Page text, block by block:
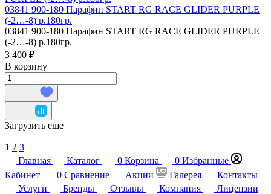
03841 900-180 Парафин START RG RACE GLIDER PURPLE
(-2…-8) р.180гр.
03841 900-180 Парафин START RG RACE GLIDER PURPLE
(-2…-8) р.180гр.
3 400 ₽
В корзину
Загрузить еще
1 2 3
Главная
Каталог 0 Корзина 0 Избранные
Кабинет
0 Сравнение Акции Галерея
Контакты
Услуги
Бренды Отзывы Компания
Лицензии